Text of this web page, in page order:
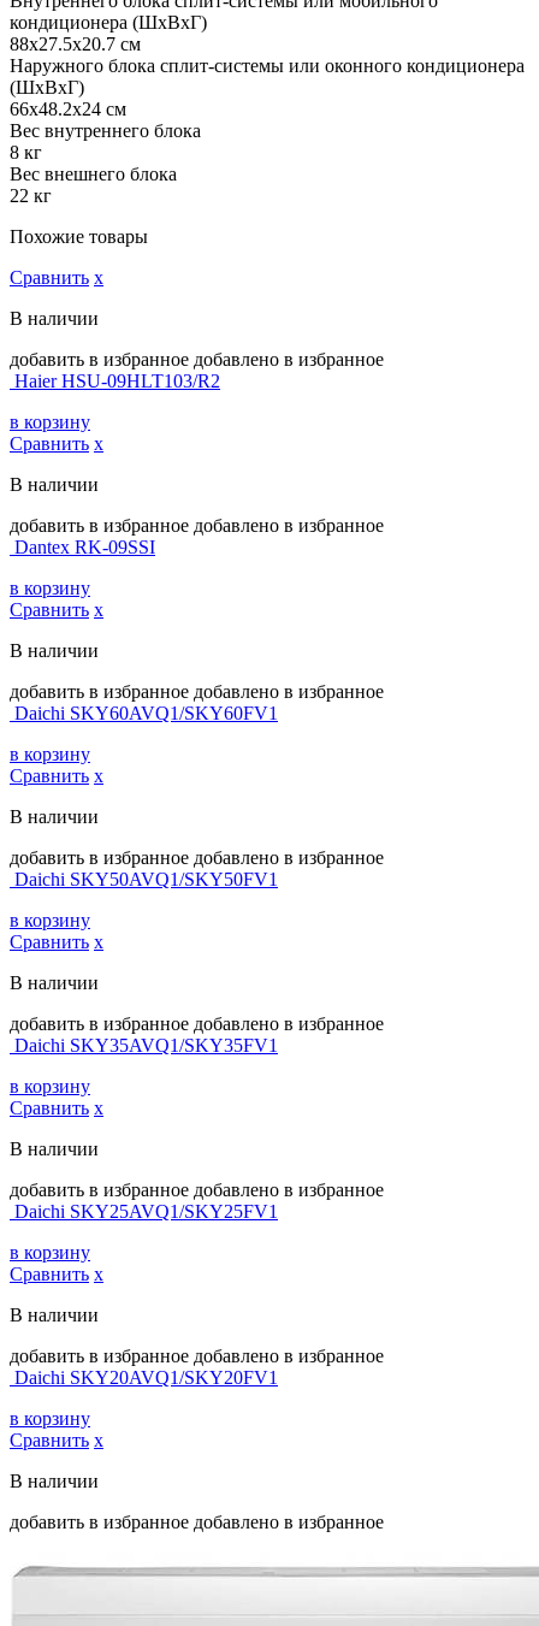
кондиционера (ШxВxГ)
88x27.5x20.7 см
Наружного блока сплит-системы или оконного кондиционера
(ШxВxГ)
66x48.2x24 см
Вес внутреннего блока
8 кг
Вес внешнего блока
22 кг
Похожие товары
Сравнить х
В наличии
добавить в избранное добавлено в избранное
Haier HSU-09HLT103/R2
в корзину
Сравнить х
В наличии
добавить в избранное добавлено в избранное
Dantex RK-09SSI
в корзину
Сравнить х
В наличии
добавить в избранное добавлено в избранное
Daichi SKY60AVQ1/SKY60FV1
в корзину
Сравнить х
В наличии
добавить в избранное добавлено в избранное
Daichi SKY50AVQ1/SKY50FV1
в корзину
Сравнить х
В наличии
добавить в избранное добавлено в избранное
Daichi SKY35AVQ1/SKY35FV1
в корзину
Сравнить х
В наличии
добавить в избранное добавлено в избранное
Daichi SKY25AVQ1/SKY25FV1
в корзину
Сравнить х
В наличии
добавить в избранное добавлено в избранное
Daichi SKY20AVQ1/SKY20FV1
в корзину
Сравнить х
В наличии
добавить в избранное добавлено в избранное